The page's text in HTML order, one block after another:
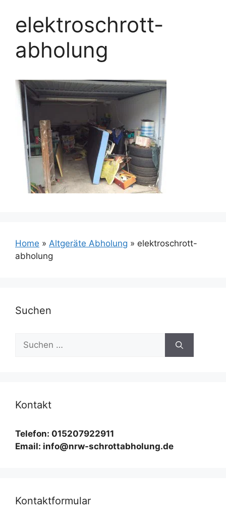
elektroschrott-
abholung
Home » Altgeräte Abholung » elektroschrott-
abholung
Suchen
Suchen
nach:
Kontakt
Telefon: 015207922911
Email: info@nrw-schrottabholung.de
Kontaktformular